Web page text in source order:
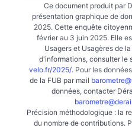
Ce document produit par
présentation graphique de
2025. Cette enquête
février au 3 juin 2025. Elle
Usagers et Usagères de
d'informations, consulter le
velo.fr/2025/. Pour les
de la FUB par mail
données, contacter
Précision méthodologique : la
du nombre de contributions.